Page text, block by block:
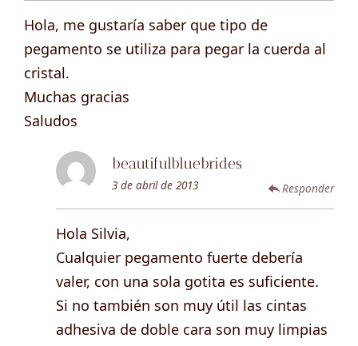
Hola, me gustaría saber que tipo de
pegamento se utiliza para pegar la cuerda al
cristal.
Muchas gracias
Saludos
beautifulbluebrides
3 de abril de 2013 Responder
Hola Silvia,
Cualquier pegamento fuerte debería
valer, con una sola gotita es suficiente.
Si no también son muy útil las cintas
adhesiva de doble cara son muy limpias